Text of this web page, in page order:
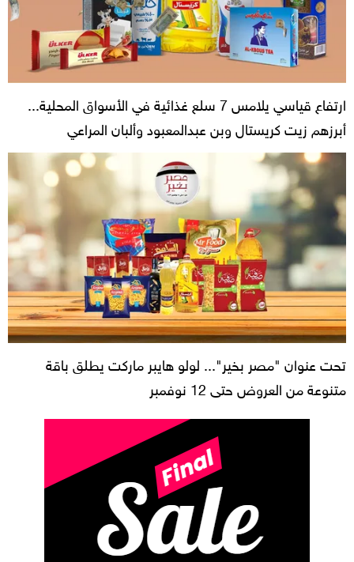
ارتفاع قياسي يلامس 7 سلع غذائية في الأسواق المحلية...
أبرزهم زيت كريستال وبن عبدالمعبود وألبان المراعي
تحت عنوان "مصر بخير"... لولو هايبر ماركت يطلق باقة
متنوعة من العروض حتى 12 نوفمبر